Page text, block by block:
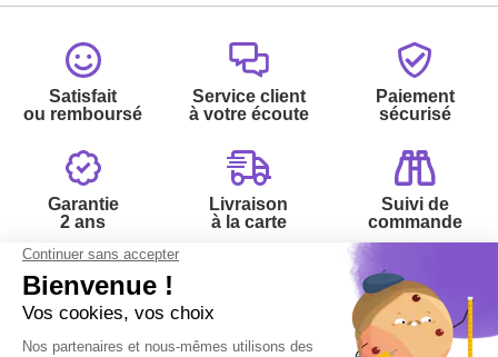
Satisfait
ou remboursé
Service client
à votre écoute
Paiement
sécurisé
Garantie
2 ans
Livraison
à la carte
Suivi de
commande
Votre
Nos services
Contactez-nous